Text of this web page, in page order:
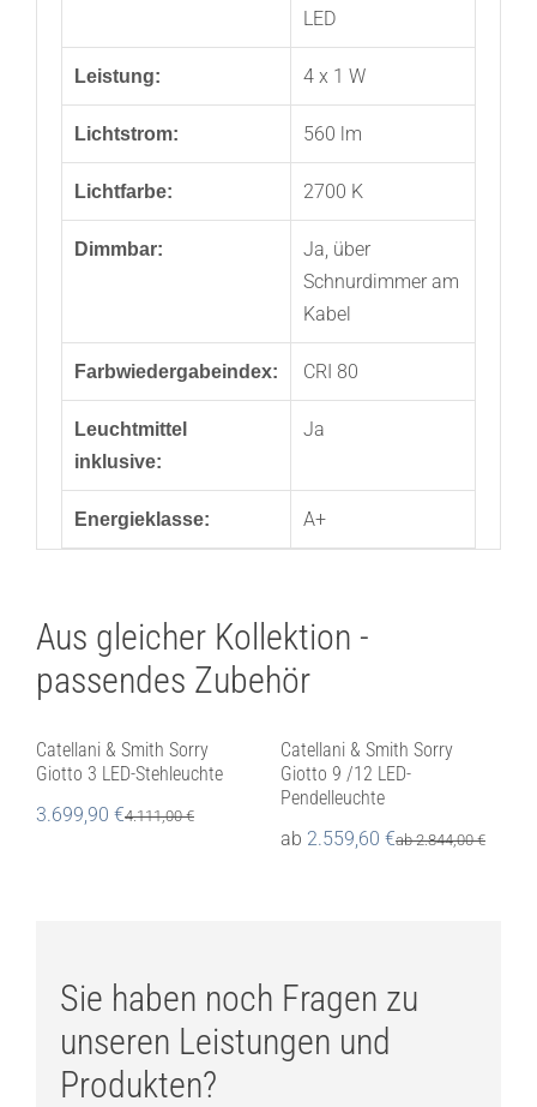
LED
Leistung: 4 x 1 W
Lichtstrom: 560 lm
Lichtfarbe: 2700 K
Dimmbar:
Ja, über
Schnurdimmer am
Kabel
Farbwiedergabeindex: CRI 80
Leuchtmittel
inklusive:
Ja
Energieklasse: A+
Aus gleicher Kollektion -
passendes Zubehör
Catellani & Smith Sorry
Giotto 3 LED-Stehleuchte
3.699,90 €4.111,00€
Catellani & Smith Sorry
Giotto 9 /12 LED-
Pendelleuchte
ab 2.559,60 €ab2.844,00€
Sie haben noch Fragen zu
unseren Leistungen und
Produkten?